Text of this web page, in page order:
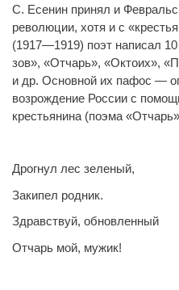
С. Есенин принял и
революции, хотя и с
(1917—1919) поэт написал
зов», «Отчарь», «Октоих»,
и др. Основной их пафос —
возрождение России с
крестьянина (поэма
Дрогнул лес зеленый,
Закипел родник.
Здравствуй, обновленный
Отчарь мой, мужик!